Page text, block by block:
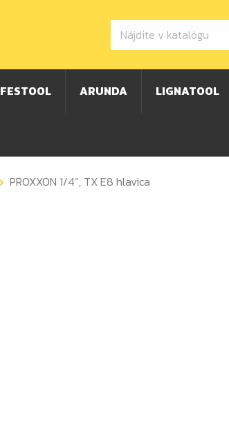
FESTOOL ARUNDA LIGNATOOL
PROXXON 1/4”, TX E8 hlavica